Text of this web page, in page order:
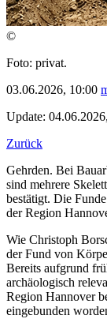
©
Foto: privat.
03.06.2026, 10:00
Update:
Zurück
Gehrden. Bei
sind mehrere
bestätigt. Die
der Region
Wie Christoph
der Fund von
Bereits aufgrund
archäologisch
Region Hannover
eingebunden